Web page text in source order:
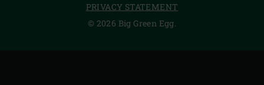
PRIVACY STATEMENT
© 2026 Big Green Egg.